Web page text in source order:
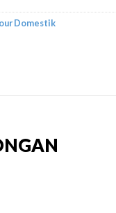
Domestik